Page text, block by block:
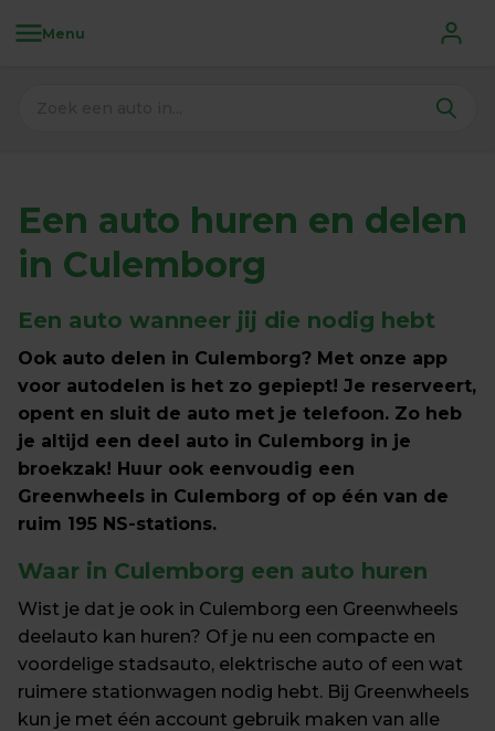
Menu
Een auto huren en delen
in Culemborg
Een auto wanneer jij die nodig hebt
Ook auto delen in Culemborg? Met onze app
voor autodelen is het zo gepiept! Je reserveert,
opent en sluit de auto met je telefoon. Zo heb
je altijd een deel auto in Culemborg in je
broekzak! Huur ook eenvoudig een
Greenwheels in Culemborg of op één van de
ruim 195 NS-stations.
Waar in Culemborg een auto huren
Wist je dat je ook in Culemborg een Greenwheels
deelauto kan huren? Of je nu een compacte en
voordelige stadsauto, elektrische auto of een wat
ruimere stationwagen nodig hebt. Bij Greenwheels
kun je met één account gebruik maken van alle